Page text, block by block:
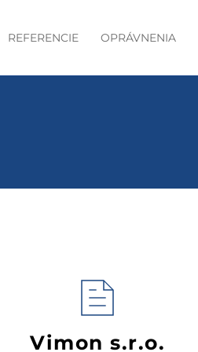
REFERENCIE OPRÁVNENIA
Vimon s.r.o.